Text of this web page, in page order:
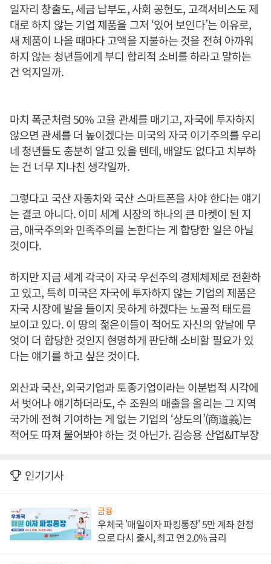
일자리 창출도, 세금 납부도, 사회 공헌도, 고객서비스도 제
대로 하지 않는 기업 제품을 그저 ‘있어 보인다’는 이유로,
새 제품이 나올 때마다 고액을 지불하는 것을 전혀 아까워
하지 않는 청년들에게 부디 합리적 소비를 하라고 말하는
건 억지일까.
마치 폭군처럼 50% 고율 관세를 매기고, 자국에 투자하지
않으면 관세를 더 높이겠다는 미국의 자국 이기주의를 우리
네 청년들도 충분히 알고 있을 텐데, 배알도 없다고 치부하
는 건 너무 지나친 생각일까.
그렇다고 국산 자동차와 국산 스마트폰을 사야 한다는 얘기
는 결코 아니다. 이미 세계 시장의 하나의 큰 마켓이 된 지
금, 애국주의와 민족주의를 논한다는 게 합당한 일은 아닐
것이다.
하지만 지금 세계 각국이 자국 우선주의 경제체제로 전환하
고 있고, 특히 미국은 자국에 투자하지 않는 기업의 제품은
자국 시장에 발을 들이지 못하게 하겠다는 노골적 태도를
보이고 있다. 이 땅의 젊은이들이 적어도 자신의 앞날에 무
엇이 더 합당한 것인지 현명하게 판단해 소비할 필요가 있
다는 얘기를 하고 싶은 것이다.
외산과 국산, 외국기업과 토종기업이라는 이분법적 시각에
서 벗어나 얘기하더라도, 수 조원의 매출을 올리는 그 지역
국가에 전혀 기여하는 게 없는 기업의 ‘상도의’(商道義)는
적어도 따져 물어봐야 하는 것 아닌가. 김승용 산업&IT부장
인기기사
금융
우체국 '매일이자 파킹통장' 5만 계좌 한정
으로 다시 출시, 최고 연 2.0% 금리